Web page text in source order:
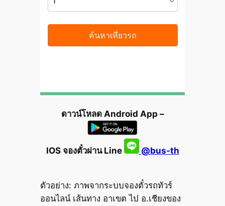
ดาวน์โหลด Android App –
IOS จองตั๋วผ่าน Line @bus-th
ตัวอย่าง: ภาพจากระบบจองตั๋วรถทัวร์
ออนไลน์ เส้นทาง อาเขต ไป อ.เชียงของ